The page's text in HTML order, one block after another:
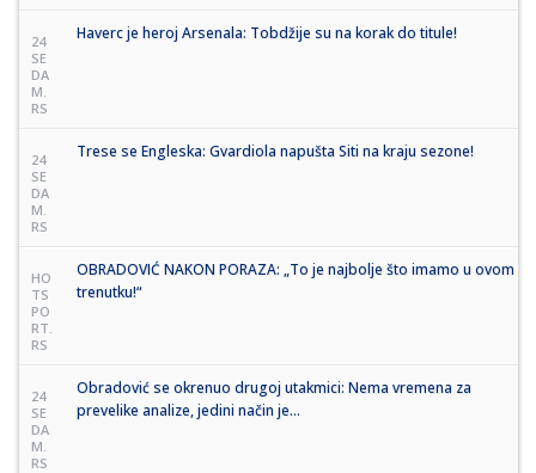
24
SE
DA
M.
RS
Haverc je heroj Arsenala: Tobdžije su na korak do titule!
24
SE
DA
M.
RS
Trese se Engleska: Gvardiola napušta Siti na kraju sezone!
HO
TS
PO
RT.
RS
OBRADOVIĆ NAKON PORAZA: „To je najbolje što imamo u ovom
trenutku!“
24
SE
DA
M.
RS
Obradović se okrenuo drugoj utakmici: Nema vremena za
prevelike analize, jedini način je...